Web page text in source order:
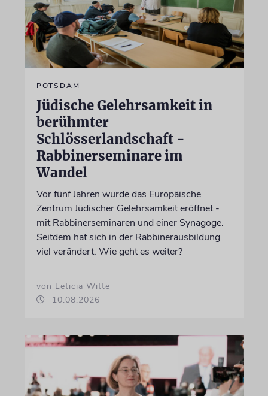
POTSDAM
Jüdische Gelehrsamkeit in
berühmter
Schlösserlandschaft -
Rabbinerseminare im
Wandel
Vor fünf Jahren wurde das Europäische
Zentrum Jüdischer Gelehrsamkeit eröffnet -
mit Rabbinerseminaren und einer Synagoge.
Seitdem hat sich in der Rabbinerausbildung
viel verändert. Wie geht es weiter?
von Leticia Witte
10.08.2026